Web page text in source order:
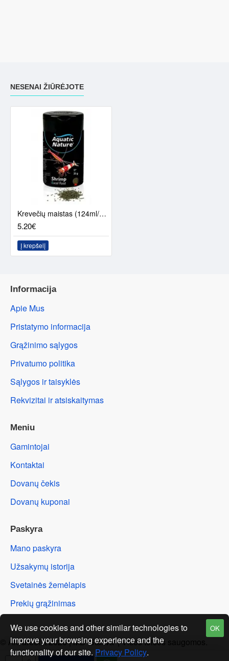
NESENAI ŽIŪRĖJOTE
Krevečių maistas (124ml/35g)
5.20€
Į krepšelį
Informacija
Apie Mus
Pristatymo informacija
Grąžinimo sąlygos
Privatumo politika
Sąlygos ir taisyklės
Rekvizitai ir atsiskaitymas
Meniu
Gamintojai
Kontaktai
Dovanų čekis
Dovanų kuponai
Paskyra
Mano paskyra
Užsakymų istorija
Svetainės žemėlapis
Prekių grąžinimas
© Akvareef.lt 2026 | MB 'Stakva' | Visos teisės saugomos.
OK
We use cookies and other similar technologies to
improve your browsing experience and the
functionality of our site. Privacy Policy.